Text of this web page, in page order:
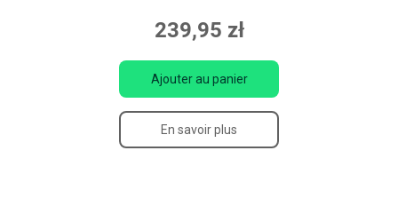
239,95 zł
Ajouter au panier
En savoir plus